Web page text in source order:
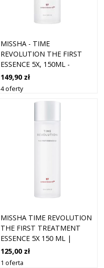
MISSHA - TIME
REVOLUTION THE FIRST
ESSENCE 5X, 150ML -
UJĘDRNIAJĄCO-
ROZJAŚNIAJĄCA ESENCJA DO
TWARZY
149,90 zł
4 oferty
MISSHA TIME REVOLUTION
THE FIRST TREATMENT
ESSENCE 5X 150 ML |
REWITALIZUJĄCA ESENCJA
DO TWARZY
125,00 zł
1 oferta